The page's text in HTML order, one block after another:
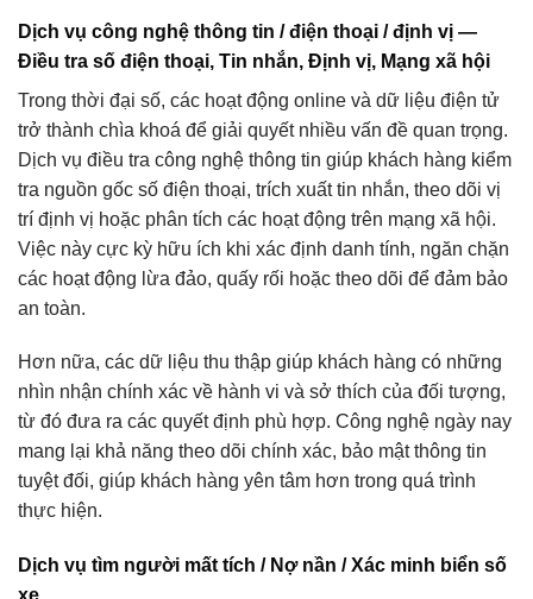
Dịch vụ công nghệ thông tin / điện thoại / định vị —
Điều tra số điện thoại, Tin nhắn, Định vị, Mạng xã hội
Trong thời đại số, các hoạt động online và dữ liệu điện tử
trở thành chìa khoá để giải quyết nhiều vấn đề quan trọng.
Dịch vụ điều tra công nghệ thông tin giúp khách hàng kiểm
tra nguồn gốc số điện thoại, trích xuất tin nhắn, theo dõi vị
trí định vị hoặc phân tích các hoạt động trên mạng xã hội.
Việc này cực kỳ hữu ích khi xác định danh tính, ngăn chặn
các hoạt động lừa đảo, quấy rối hoặc theo dõi để đảm bảo
an toàn.
Hơn nữa, các dữ liệu thu thập giúp khách hàng có những
nhìn nhận chính xác về hành vi và sở thích của đối tượng,
từ đó đưa ra các quyết định phù hợp. Công nghệ ngày nay
mang lại khả năng theo dõi chính xác, bảo mật thông tin
tuyệt đối, giúp khách hàng yên tâm hơn trong quá trình
thực hiện.
Dịch vụ tìm người mất tích / Nợ nần / Xác minh biển số